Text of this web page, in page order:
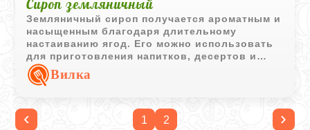
Сироп земляничный
Земляничный сироп получается ароматным и
насыщенным благодаря длительному
настаиванию ягод. Его можно использовать
для приготовления напитков, десертов и
сладких соусов.
Вилка
‹ 1 2 ›